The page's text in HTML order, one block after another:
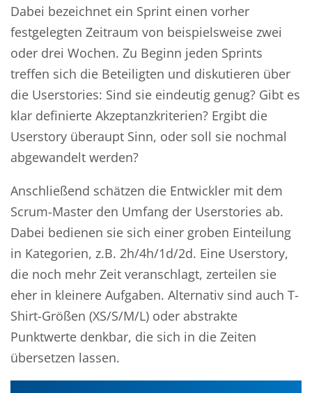
Dabei bezeichnet ein Sprint einen vorher
festgelegten Zeitraum von beispielsweise zwei
oder drei Wochen. Zu Beginn jeden Sprints
treffen sich die Beteiligten und diskutieren über
die Userstories: Sind sie eindeutig genug? Gibt es
klar definierte Akzeptanzkriterien? Ergibt die
Userstory überaupt Sinn, oder soll sie nochmal
abgewandelt werden?
Anschließend schätzen die Entwickler mit dem
Scrum-Master den Umfang der Userstories ab.
Dabei bedienen sie sich einer groben Einteilung
in Kategorien, z.B. 2h/4h/1d/2d. Eine Userstory,
die noch mehr Zeit veranschlagt, zerteilen sie
eher in kleinere Aufgaben. Alternativ sind auch T-
Shirt-Größen (XS/S/M/L) oder abstrakte
Punktwerte denkbar, die sich in die Zeiten
übersetzen lassen.